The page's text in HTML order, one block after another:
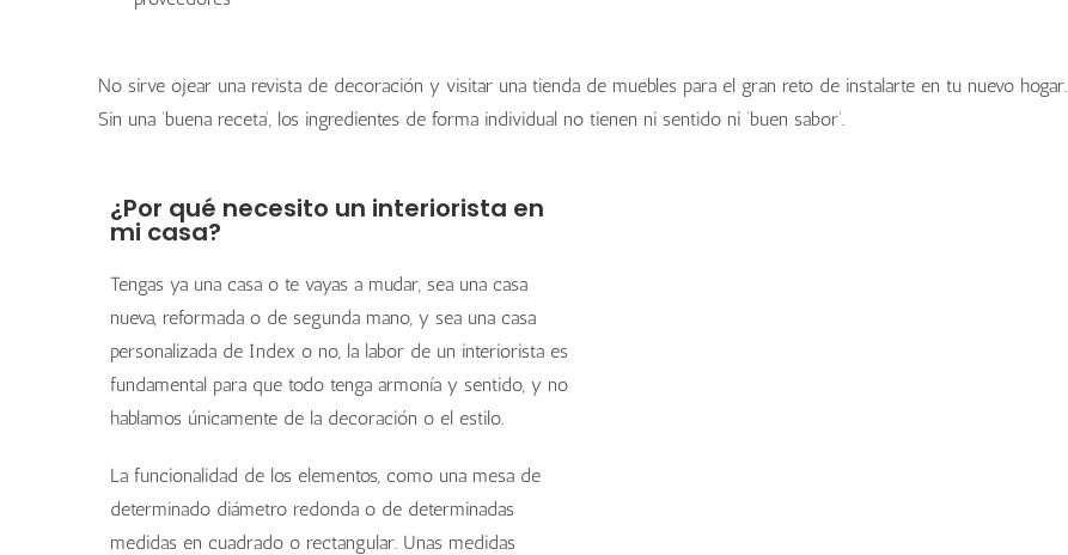
No sirve ojear una revista de decoración y visitar una tienda de muebles para el gran reto de instalarte en tu nuevo hogar.
Sin una ‘buena receta’, los ingredientes de forma individual no tienen ni sentido ni ‘buen sabor’.
¿Por qué necesito un interiorista en
mi casa?
Tengas ya una casa o te vayas a mudar, sea una casa
nueva, reformada o de segunda mano, y sea una casa
personalizada de Index o no, la labor de un interiorista es
fundamental para que todo tenga armonía y sentido, y no
hablamos únicamente de la decoración o el estilo.
La funcionalidad de los elementos, como una mesa de
determinado diámetro redonda o de determinadas
medidas en cuadrado o rectangular. Unas medidas